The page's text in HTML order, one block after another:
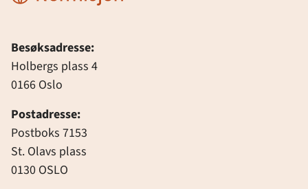
Besøksadresse:
Holbergs plass 4
0166 Oslo
Postadresse:
Postboks 7153
St. Olavs plass
0130 OSLO